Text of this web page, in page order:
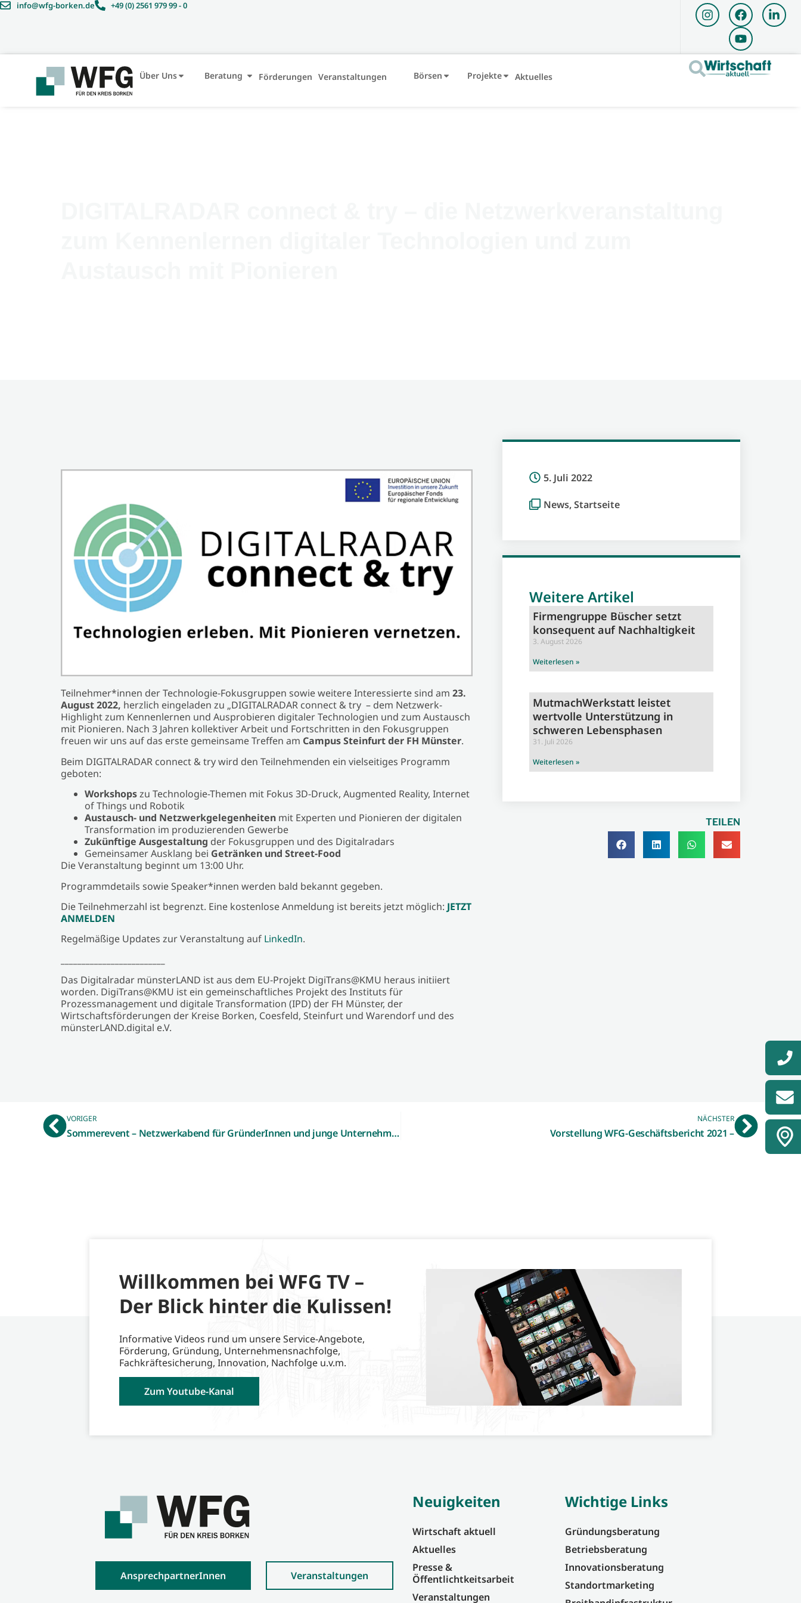
info@wfg-borken.de +49 (0) 2561 979 99 - 0
Über Uns Beratung Förderungen Veranstaltungen Börsen Projekte Aktuelles
Teilnehmer*innen der Technologie-Fokusgruppen sowie weitere Interessierte sind am 23.
August 2022, herzlich eingeladen zu „DIGITALRADAR connect & try – dem Netzwerk-
Highlight zum Kennenlernen und Ausprobieren digitaler Technologien und zum Austausch
mit Pionieren. Nach 3 Jahren kollektiver Arbeit und Fortschritten in den Fokusgruppen
freuen wir uns auf das erste gemeinsame Treffen am Campus Steinfurt der FH Münster.
Beim DIGITALRADAR connect & try wird den Teilnehmenden ein vielseitiges Programm
geboten:
Workshopszu Technologie-Themen mit Fokus 3D-Druck, Augmented Reality, Internet
of Things und Robotik
Austausch- und Netzwerkgelegenheiten mit Experten und Pionieren der digitalen
Transformation im produzierenden Gewerbe
Zukünftige Ausgestaltung der Fokusgruppen und des Digitalradars
Gemeinsamer Ausklang bei Getränken und Street-Food
Die Veranstaltung beginnt um 13:00 Uhr.
Programmdetails sowie Speaker*innen werden bald bekannt gegeben.
Die Teilnehmerzahl ist begrenzt. Eine kostenlose Anmeldung ist bereits jetzt möglich: JETZT
ANMELDEN
Regelmäßige Updates zur Veranstaltung auf LinkedIn.
Das Digitalradar münsterLAND ist aus dem EU-Projekt DigiTrans@KMU heraus initiiert
worden. DigiTrans@KMU ist ein gemeinschaftliches Projekt des Instituts für
Prozessmanagement und digitale Transformation (IPD) der FH Münster, der
Wirtschaftsförderungen der Kreise Borken, Coesfeld, Steinfurt und Warendorf und des
münsterLAND.digital e.V.
5. Juli 2022
News,Startseite
Weitere Artikel
Firmengruppe Büscher setzt
konsequent auf Nachhaltigkeit
3. August 2026
Weiterlesen »
MutmachWerkstatt leistet
wertvolle Unterstützung in
schweren Lebensphasen
31. Juli 2026
Weiterlesen »
TEILEN
VORIGER
Sommerevent – Netzwerkabend für GründerInnen und junge Unternehmen am 18. August 2022
NÄCHSTER
Vorstellung WFG-Geschäftsbericht 2021 –
Willkommen bei WFG TV –
Der Blick hinter die Kulissen!
Informative Videos rund um unsere Service-Angebote,
Förderung, Gründung, Unternehmensnachfolge,
Fachkräftesicherung, Innovation, Nachfolge u.v.m.
Zum Youtube-Kanal
AnsprechpartnerInnen Veranstaltungen
Neuigkeiten
Wirtschaft aktuell
Aktuelles
Presse &
Öffentlichtkeitsarbeit
Veranstaltungen
Wichtige Links
Gründungsberatung
Betriebsberatung
Innovationsberatung
Standortmarketing